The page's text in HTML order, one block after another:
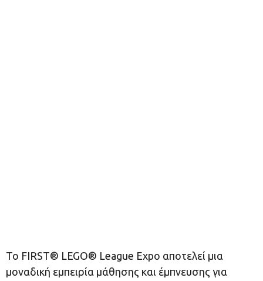
Το FIRST® LEGO® League Expo αποτελεί μια
μοναδική εμπειρία μάθησης και έμπνευσης για